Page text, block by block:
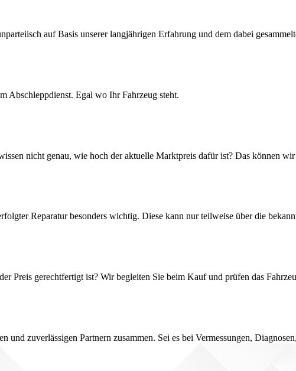
auf Basis unserer langjährigen Erfahrung und dem dabei
Abschleppdienst. Egal wo Ihr Fahrzeug steht.
nicht genau, wie hoch der aktuelle Marktpreis dafür ist? Das können
Reparatur besonders wichtig. Diese kann nur teilweise über die
Preis gerechtfertigt ist? Wir begleiten Sie beim Kauf und prüfen das
und zuverlässigen Partnern zusammen. Sei es bei Vermessungen,